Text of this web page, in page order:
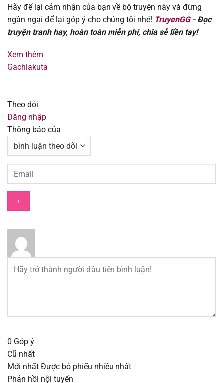
Chapter 139 12/08/2025
Chapter 138 12/08/2025
Chapter 137
Chapter 135
Chapter 134
Chapter 133
Chapter 130
Chapter 129 12/08/2025
Chapter 125
Hãy để lại cảm nhận của bạn về bộ truyện này và đừng
ngần ngại để lại góp ý cho chúng tôi nhé! TruyenGG- Đọc
truyện tranh hay, hoàn toàn miễn phí, chia sẻ liền tay!
Xem thêm
Gachiakuta
Theo dõi
Đăng nhập
Thông báo của
0 Góp ý
Cũ nhất
Mới nhất Được bỏ phiếu nhiều nhất
Phản hồi nội tuyến